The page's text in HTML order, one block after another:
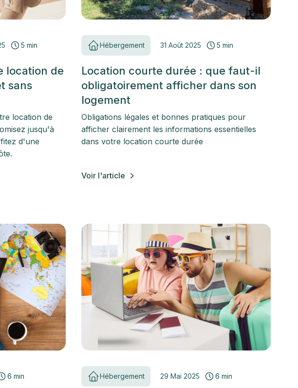
5 min
location de
sans
location de
jusqu'à
d'une
Hébergement 31 Août 2025 5 min
Location courte durée : que faut-il
obligatoirement afficher dans son
logement
Obligations légales et bonnes pratiques pour
afficher clairement les informations essentielles
dans votre location courte durée
Voir l'article
6 min Hébergement 29 Mai 2025 6 min